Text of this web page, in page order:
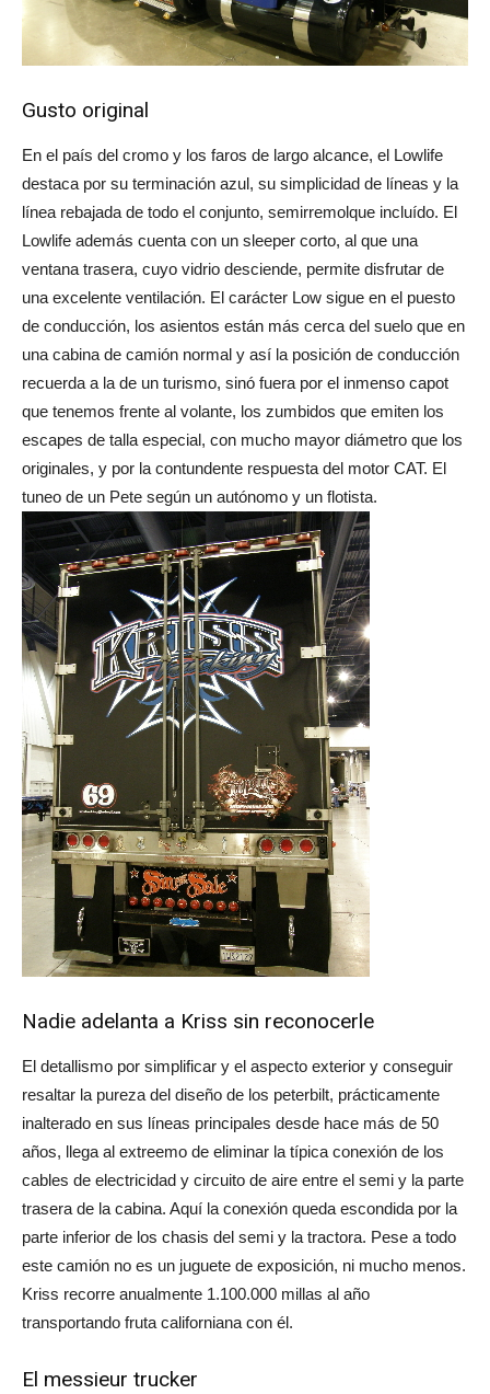
Gusto original
En el país del cromo y los faros de largo alcance, el Lowlife
destaca por su terminación azul, su simplicidad de líneas y la
línea rebajada de todo el conjunto, semirremolque incluído. El
Lowlife además cuenta con un sleeper corto, al que una
ventana trasera, cuyo vidrio desciende, permite disfrutar de
una excelente ventilación. El carácter Low sigue en el puesto
de conducción, los asientos están más cerca del suelo que en
una cabina de camión normal y así la posición de conducción
recuerda a la de un turismo, sinó fuera por el inmenso capot
que tenemos frente al volante, los zumbidos que emiten los
escapes de talla especial, con mucho mayor diámetro que los
originales, y por la contundente respuesta del motor CAT. El
tuneo de un Pete según un autónomo y un flotista.
Nadie adelanta a Kriss sin reconocerle
El detallismo por simplificar y el aspecto exterior y conseguir
resaltar la pureza del diseño de los peterbilt, prácticamente
inalterado en sus líneas principales desde hace más de 50
años, llega al extreemo de eliminar la típica conexión de los
cables de electricidad y circuito de aire entre el semi y la parte
trasera de la cabina. Aquí la conexión queda escondida por la
parte inferior de los chasis del semi y la tractora. Pese a todo
este camión no es un juguete de exposición, ni mucho menos.
Kriss recorre anualmente 1.100.000 millas al año
transportando fruta californiana con él.
El messieur trucker